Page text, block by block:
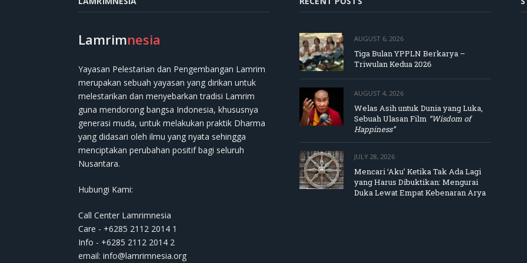
Lamrimnesia
Yayasan Pelestarian dan Pengembangan Lamrim
merupakan sebuah yayasan yang dirikan untuk
melestarikan dan menyebarkan tradisi Lamrim
guna mendorong bangsa Indonesia, khususnya
generasi muda, untuk melakukan praktik Dharma
yang didasari oleh ilmu yang nyata sehingga
menciptakan perubahan positif bagi seluruh
Nusantara.
Hubungi Kami:
Call Center Lamrimnesia
Care - +6285 2112 2014 1
Info - +6285 2112 2014 2
email: info@lamrimnesia.org
AUGUST 6, 2026
Tiga Bulan YPPLN Berkarya –
Triwulan Kedua 2026
AUGUST 4, 2026
Welas Asih untuk Dunia yang Luka,
Sebuah Ulasan Film “Wisdom of
Happiness”
JULY 28, 2026
Mencari ‘Aku’ Ketika Tak Ada Lagi
yang Harus Dibuktikan: Mengurai
Duka Lewat Empat Kebenaran Arya